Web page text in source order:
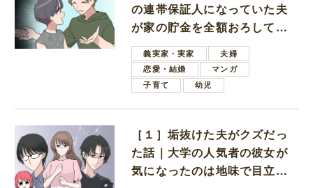
の連帯保証人になっていた夫
が家の貯金を全額おろしてほ
しいと言ってきた
義実家・実家
夫婦
恋愛・結婚
マンガ
子育て
幼児
［１］垢抜けた夫がクズだっ
た話｜大学の人気者の彼女が
気になったのは地味で目立た